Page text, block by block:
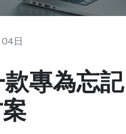
日
專為忘